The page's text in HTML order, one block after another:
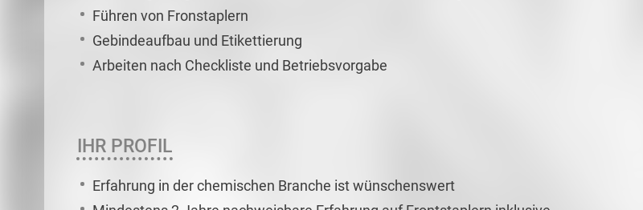
Führen von Fronstaplern
Gebindeaufbau und Etikettierung
Arbeiten nach Checkliste und Betriebsvorgabe
IHR PROFIL
Erfahrung in der chemischen Branche ist wünschenswert